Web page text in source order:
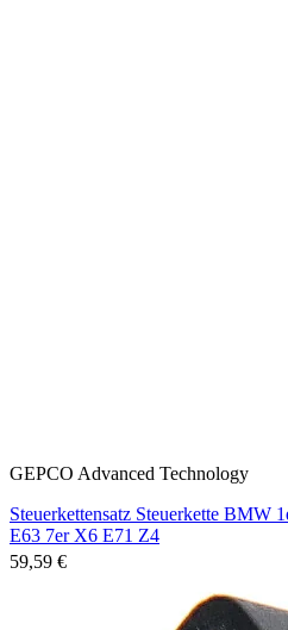
GEPCO Advanced Technology
Steuerkettensatz Steuerkette BMW
E63 7er X6 E71 Z4
59,59 €